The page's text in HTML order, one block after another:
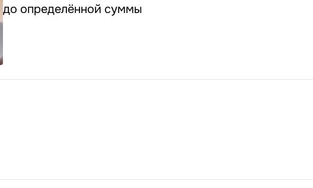
до определённой суммы